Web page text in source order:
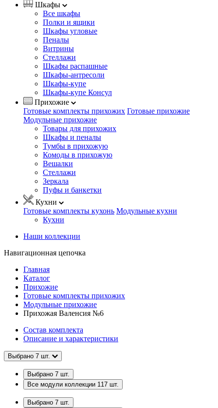
Шкафы
Все шкафы
Полки и ящики
Шкафы угловые
Пеналы
Витрины
Стеллажи
Шкафы распашные
Шкафы-антресоли
Шкафы-купе
Шкафы-купе Консул
Прихожие
Готовые комплекты прихожих Готовые прихожие
Модульные прихожие
Товары для прихожих
Шкафы и пеналы
Тумбы в прихожую
Комоды в прихожую
Вешалки
Стеллажи
Зеркала
Пуфы и банкетки
Кухни
Готовые комплекты кухонь Модульные кухни
Кухни
Наши коллекции
Навигационная цепочка
Главная
Каталог
Прихожие
Готовые комплекты прихожих
Модульные прихожие
Прихожая Валенсия №6
Состав комплекта
Описание и характеристики
Выбрано 7 шт.
Выбрано 7 шт.
Все модули коллекции 117 шт.
Выбрано 7 шт.